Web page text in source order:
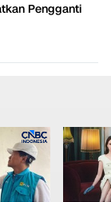
Pengganti